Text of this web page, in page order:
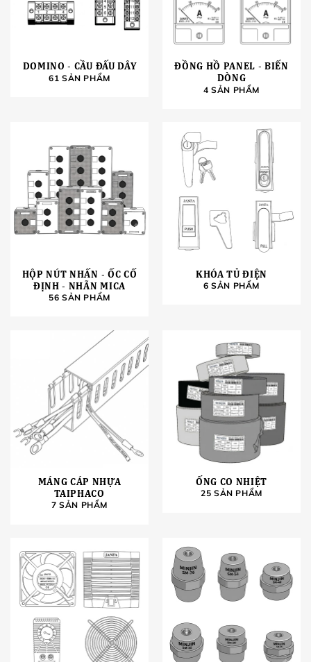
DOMINO - CẦU ĐẤU DÂY
61 SẢN PHẨM
ĐỒNG HỒ PANEL - BIẾN
DÒNG
4 SẢN PHẨM
HỘP NÚT NHẤN - ỐC CỐ
ĐỊNH - NHÃN MICA
56 SẢN PHẨM
KHÓA TỦ ĐIỆN
6 SẢN PHẨM
MÁNG CÁP NHỰA
TAIPHACO
7 SẢN PHẨM
ỐNG CO NHIỆT
25 SẢN PHẨM